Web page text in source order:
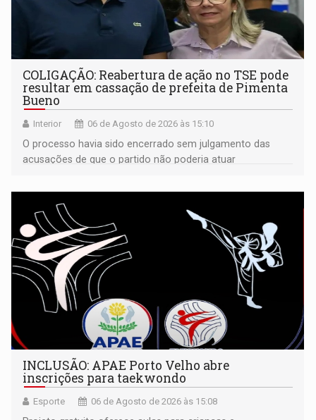
COLIGAÇÃO: Reabertura de ação no TSE pode
resultar em cassação de prefeita de Pimenta
Bueno
Interior 06 de Agosto de 2026 às 15:10
O processo havia sido encerrado sem julgamento das
acusações de que o partido não poderia atuar
INCLUSÃO: APAE Porto Velho abre
inscrições para taekwondo
Esporte 06 de Agosto de 2026 às 15:08